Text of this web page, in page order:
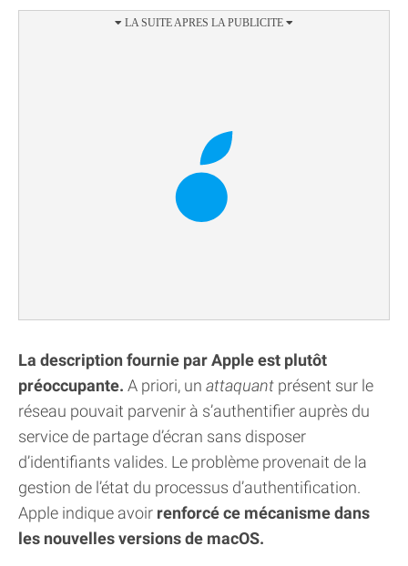
La description fournie par Apple est plutôt
préoccupante. A priori, un attaquant présent sur le
réseau pouvait parvenir à s’authentifier auprès du
service de partage d’écran sans disposer
d’identifiants valides. Le problème provenait de la
gestion de l’état du processus d’authentification.
Apple indique avoir renforcé ce mécanisme dans
les nouvelles versions de macOS.